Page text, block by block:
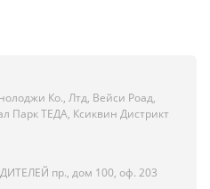
Ко., Лтд, Вейси Роад,
Парк ТЕДА, Ксиквин Дистрикт
пр., дом 100, оф. 203